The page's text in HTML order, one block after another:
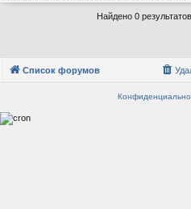
Найдено 0
Список форумов